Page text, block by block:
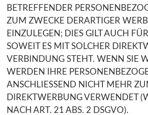
BETREFFENDER
ZUM ZWECKE DERARTIGER
EINZULEGEN; DIES GILT AUCH
SOWEIT ES MIT SOLCHER
VERBINDUNG STEHT. WENN SIE
WERDEN IHRE
ANSCHLIESSEND NICHT MEHR
DIREKTWERBUNG VERWENDET
NACH ART. 21 ABS. 2 DSGVO).